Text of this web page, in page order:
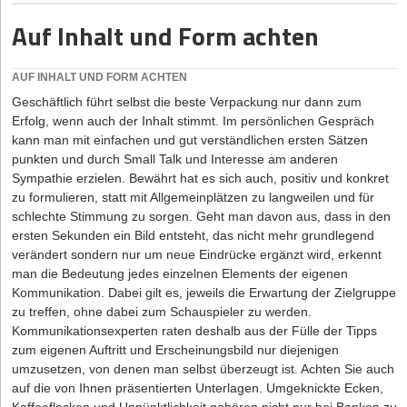
wenn es gerade passt. Also schreiben Sie diese in die
das Gehirn leicht zu verarbeitende, konkrete nächste
Handlungen.
Zur Checkliste Stolperstein Aufgabenliste
Seite 3 von 3
Schluss mit der Aufschieberitis
Schritt 4
Schritt 1
Hat Ihnen der Artikel gefallen?
Dann melden Sie sich kostenlos für unseren Newsletter
an, um
exklusive Inhalte zu erhalten.
Auf Inhalt und Form achten
AUF INHALT UND FORM ACHTEN
Geschäftlich führt selbst die beste Verpackung nur dann zum
Erfolg, wenn auch der Inhalt stimmt. Im persönlichen Gespräch
kann man mit einfachen und gut verständlichen ersten Sätzen
punkten und durch Small Talk und Interesse am anderen
Sympathie erzielen. Bewährt hat es sich auch, positiv und konkret
zu formulieren, statt mit Allgemeinplätzen zu langweilen und für
schlechte Stimmung zu sorgen. Geht man davon aus, dass in den
ersten Sekunden ein Bild entsteht, das nicht mehr grundlegend
verändert sondern nur um neue Eindrücke ergänzt wird, erkennt
man die Bedeutung jedes einzelnen Elements der eigenen
Kommunikation. Dabei gilt es, jeweils die Erwartung der Zielgruppe
zu treffen, ohne dabei zum Schauspieler zu werden.
Kommunikationsexperten raten deshalb aus der Fülle der Tipps
zum eigenen Auftritt und Erscheinungsbild nur diejenigen
umzusetzen, von denen man selbst überzeugt ist. Achten Sie auch
auf die von Ihnen präsentierten Unterlagen. Umgeknickte Ecken,